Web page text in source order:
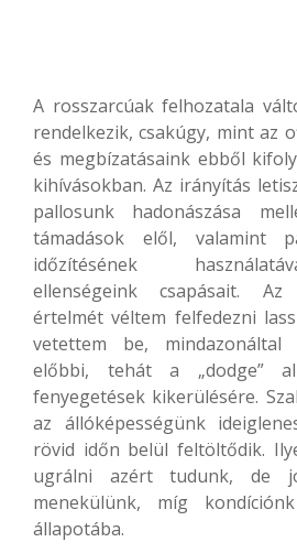
A rosszarcúak felhozatala
rendelkezik, csakúgy, mint az
és megbízatásaink ebből
kihívásokban. Az irányítás
pallosunk hadonászása
támadások elől, valamint
időzítésének
ellenségeink csapásait.
értelmét véltem felfedezni
vetettem be,
előbbi, tehát a „dodge”
fenyegetések kikerülésére.
az állóképességünk
rövid időn belül feltöltődik.
ugrálni azért tudunk, de
menekülünk, míg
állapotába.